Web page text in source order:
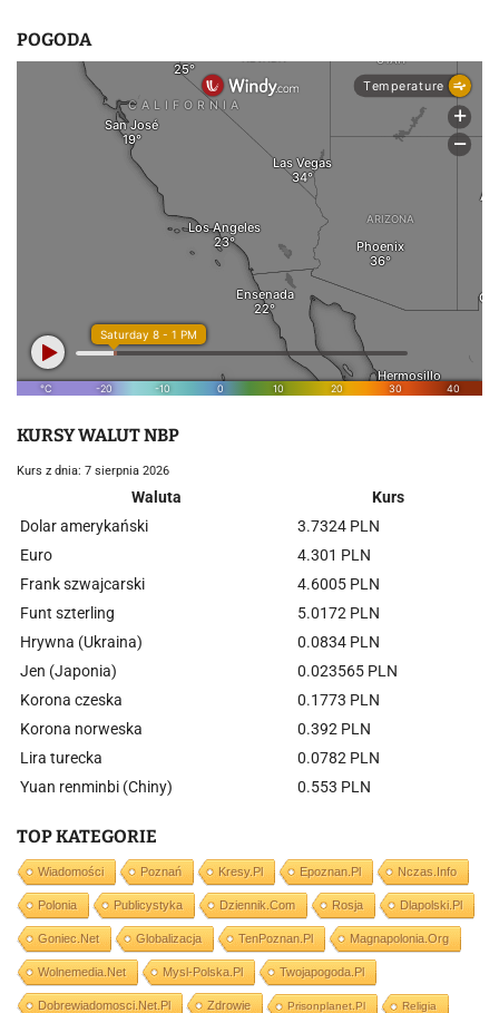
POGODA
KURSY WALUT NBP
Kurs z dnia: 7 sierpnia 2026
Waluta
Kurs
Dolar amerykański
3.7324 PLN
Euro
4.301 PLN
Frank szwajcarski
4.6005 PLN
Funt szterling
5.0172 PLN
Hrywna (Ukraina)
0.0834 PLN
Jen (Japonia)
0.023565 PLN
Korona czeska
0.1773 PLN
Korona norweska
0.392 PLN
Lira turecka
0.0782 PLN
Yuan renminbi (Chiny)
0.553 PLN
TOP KATEGORIE
Wiadomości Poznań Kresy.pl Epoznan.pl Nczas.info
Polonia Publicystyka Dziennik.com Rosja Dlapolski.pl
Goniec.net Globalizacja TenPoznan.pl Magnapolonia.org
Wolnemedia.net Mysl-Polska.pl Twojapogoda.pl
Dobrewiadomosci.net.pl Zdrowie Prisonplanet.pl Religia